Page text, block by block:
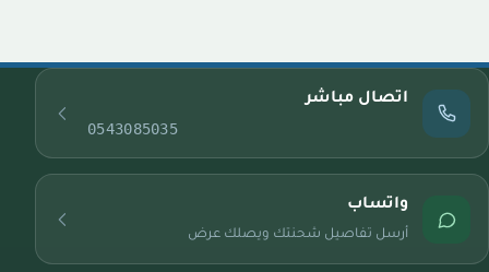
اتصال مباشر
0543085035
واتساب
أرسل تفاصيل شحنتك ويصلك عرض